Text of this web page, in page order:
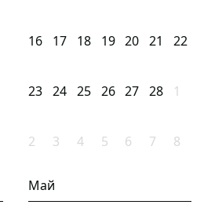
16 17 18 19 20 21 22
23 24 25 26 27 28 1
2 3 4 5 6 7 8
Май